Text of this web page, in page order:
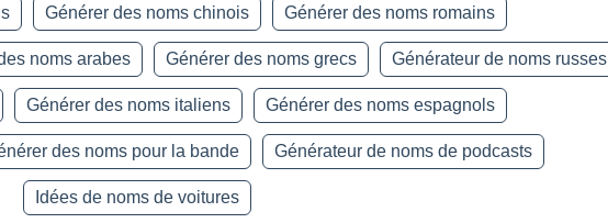
Générer des noms chinois Générer des noms romains
noms arabes Générer des noms grecs Générateur de noms russes
Générer des noms italiens Générer des noms espagnols
des noms pour la bande Générateur de noms de podcasts
Idées de noms de voitures